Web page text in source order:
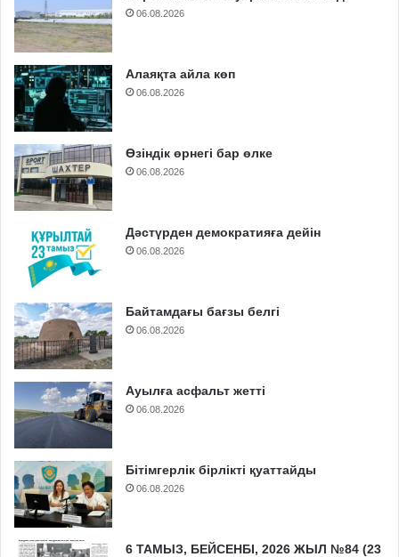
06.08.2026
Алаяқта айла көп
06.08.2026
Өзіндік өрнегі бар өлке
06.08.2026
Дәстүрден демократияға дейін
06.08.2026
Байтамдағы бағзы белгі
06.08.2026
Ауылға асфальт жетті
06.08.2026
Бітімгерлік бірлікті қуаттайды
06.08.2026
6 ТАМЫЗ, БЕЙСЕНБІ, 2026 ЖЫЛ №84 (23